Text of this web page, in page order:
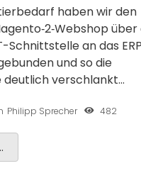
Philipp Sprecher 482
haben wir den
über
Schnittstelle an das ERP
und so die
verschlankt...